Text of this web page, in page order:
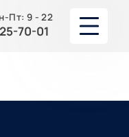
Пт: 9 - 22
70-01